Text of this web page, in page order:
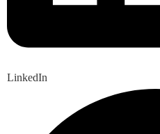
LinkedIn